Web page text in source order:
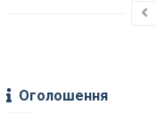
Оголошення